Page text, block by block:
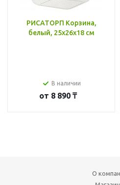
РИСАТОРП Корзина,
белый, 25x26x18 см
В наличии
от 8 890 ₸
О